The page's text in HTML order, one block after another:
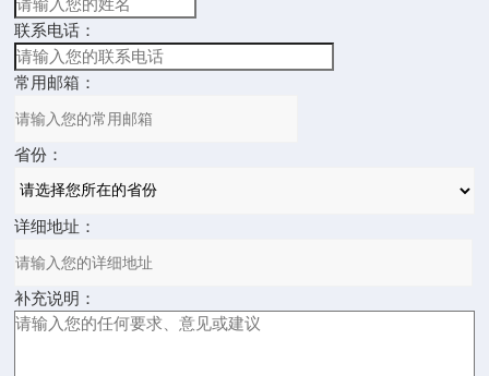
联系电话：
常用邮箱：
省份：
详细地址：
补充说明：